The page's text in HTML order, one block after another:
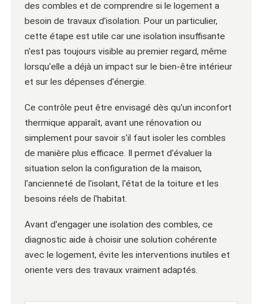
des combles et de comprendre si le logement a
besoin de travaux d'isolation. Pour un particulier,
cette étape est utile car une isolation insuffisante
n'est pas toujours visible au premier regard, même
lorsqu'elle a déjà un impact sur le bien-être intérieur
et sur les dépenses d'énergie.
Ce contrôle peut être envisagé dès qu'un inconfort
thermique apparaît, avant une rénovation ou
simplement pour savoir s'il faut isoler les combles
de manière plus efficace. Il permet d'évaluer la
situation selon la configuration de la maison,
l'ancienneté de l'isolant, l'état de la toiture et les
besoins réels de l'habitat.
Avant d'engager une isolation des combles, ce
diagnostic aide à choisir une solution cohérente
avec le logement, évite les interventions inutiles et
oriente vers des travaux vraiment adaptés.